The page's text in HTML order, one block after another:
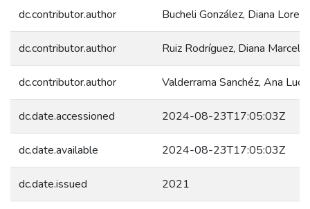
dc.contributor.author Bucheli González, Diana Lorena
dc.contributor.author Ruiz Rodríguez, Diana Marcela
dc.contributor.author Valderrama Sanchéz, Ana Lucia
dc.date.accessioned 2024-08-23T17:05:03Z
dc.date.available 2024-08-23T17:05:03Z
dc.date.issued 2021